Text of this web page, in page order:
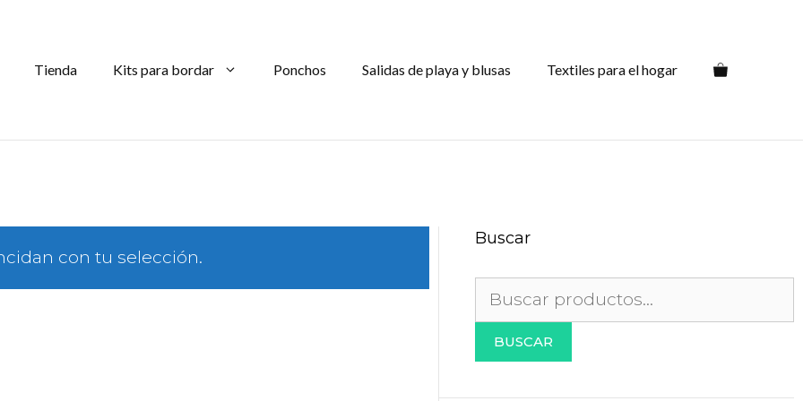
Tienda Kits para bordar Ponchos Salidas de playa y blusas Textiles para el hogar
con tu selección.
Buscar
BUSCAR